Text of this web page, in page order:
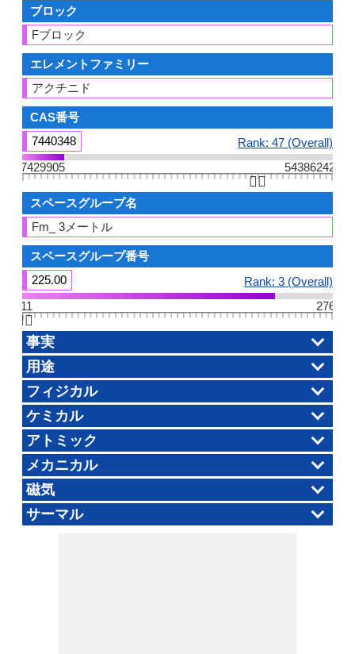
ブロック
Fブロック
エレメントファミリー
アクチニド
CAS番号
7440348
Rank: 47 (Overall)
7429905
54386242
👆🏻
スペースグループ名
Fm_ 3メートル
スペースグループ番号
225.00
Rank: 3 (Overall)
11
276
👆🏻
事実
用途
フィジカル
ケミカル
アトミック
メカニカル
磁気
サーマル